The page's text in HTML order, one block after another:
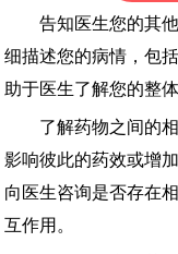
告知医生您的其他
细描述您的病情，包
助于医生了解您的整
了解药物之间的相
影响彼此的药效或增
向医生咨询是否存在
互作用。